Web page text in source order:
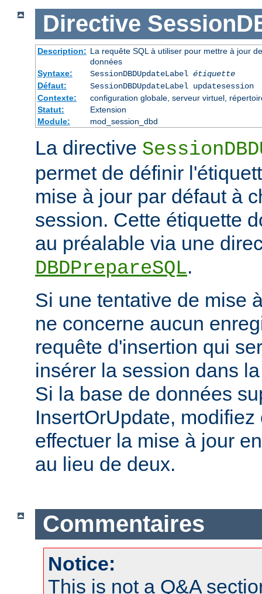
Directive
Description: La requête SQL à utiliser pour mettre à jour
données
Syntaxe:
SessionDBDUpdateLabel étiquette
Défaut:
SessionDBDUpdateLabel updatesession
Contexte:
configuration globale, serveur virtuel,
Statut:
Extension
Module:
mod_session_dbd
La directive
permet de définir
mise à jour par défaut à
session. Cette étiquette
au préalable via une
DBDPrepareSQL.
Si une tentative de mise
ne concerne aucun
requête d'insertion qui
insérer la session dans
Si la base de données
InsertOrUpdate,
effectuer la mise à jour
au lieu de deux.
Commentaires
Notice:
This is not a Q&A